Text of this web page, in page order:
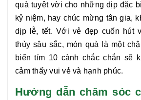
quà tuyệt vời cho những dịp đặc
kỷ niệm, hay chúc mừng tân gia,
dịp lễ, tết. Với vẻ đẹp cuốn hút
thủy sâu sắc, món quà là một
biến tím 10 cành chắc chắn sẽ
cảm thấy vui vẻ và hạnh phúc.
Hướng dẫn chăm sóc